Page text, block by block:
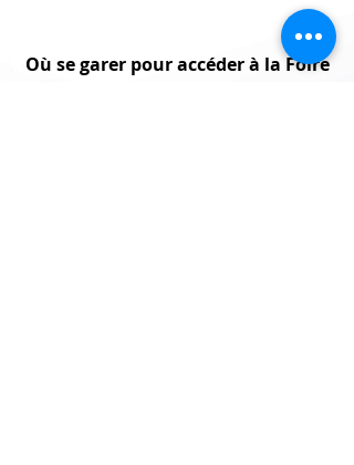
Où se garer pour accéder à la Foire